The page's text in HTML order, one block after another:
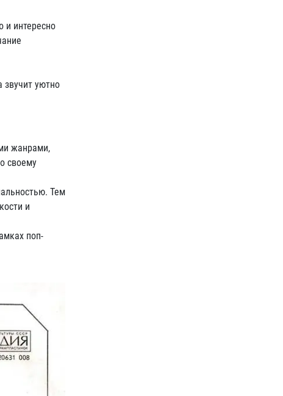
и интересно
звучит уютно
жанрами,
своему
Тем
и
поп-